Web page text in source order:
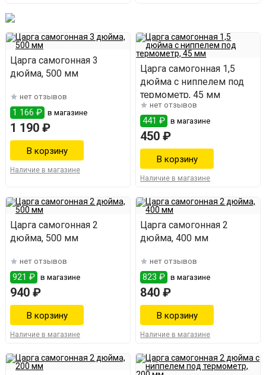
Царга самогонная 3
дюйма, 500 мм
нет отзывов
1 166 ₽ в магазине
1 190 ₽
Наличие в магазине
Царга самогонная 1,5
дюйма с ниппелем под
термометр, 45 мм
нет отзывов
441 ₽ в магазине
450 ₽
Наличие в магазине
Царга самогонная 2
дюйма, 500 мм
нет отзывов
921 ₽ в магазине
940 ₽
Наличие в магазине
Царга самогонная 2
дюйма, 400 мм
нет отзывов
823 ₽ в магазине
840 ₽
Наличие в магазине